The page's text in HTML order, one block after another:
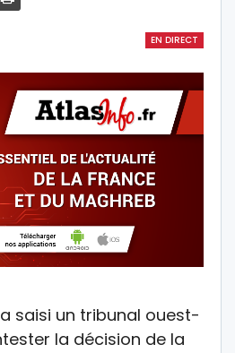
EN DIRECT
saisi un tribunal ouest-
la décision de la